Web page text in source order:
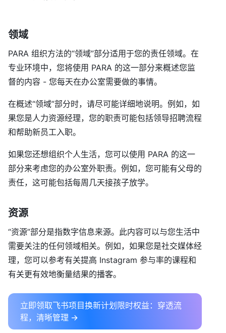
领域
PARA 组织方法的“领域”部分适用于您的责任领域。在
专业环境中，您将使用 PARA 的这一部分来概述您监
督的内容 - 您每天在办公室需要做的事情。
在概述“领域”部分时，请尽可能详细地说明。例如，如
果您是人力资源经理，您的职责可能包括领导招聘流程
和帮助新员工入职。
如果您还想组织个人生活，您可以使用 PARA 的这一
部分来考虑您的办公室外职责。例如，您可能有父母的
责任，这可能包括每周几天接孩子放学。
资源
“资源”部分是指数字信息来源。此内容可以与您生活中
需要关注的任何领域相关。例如，如果您是社交媒体经
理，您可以参考有关提高 Instagram 参与率的课程和
有关更有效地衡量结果的播客。
立即领取飞书项目换新计划限时权益：穿透流
程，清晰管理 →